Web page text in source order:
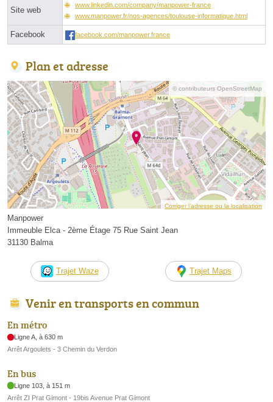
Site web
www.linkedin.com/company/manpower-france
www.manpower.fr/nos-agences/toulouse-informatique.html
Facebook facebook.com/manpower.france
Plan et adresse
© contributeurs OpenStreetMap
Corriger l’adresse ou la localisation
Manpower
Immeuble Elca - 2ème Étage 75 Rue Saint Jean
31130 Balma
Trajet Waze Trajet Maps
Venir en transports en commun
En métro
Ligne A, à 630 m
Arrêt Argoulets - 3 Chemin du Verdon
En bus
Ligne 103, à 151 m
Arrêt ZI Prat Gimont - 19bis Avenue Prat Gimont